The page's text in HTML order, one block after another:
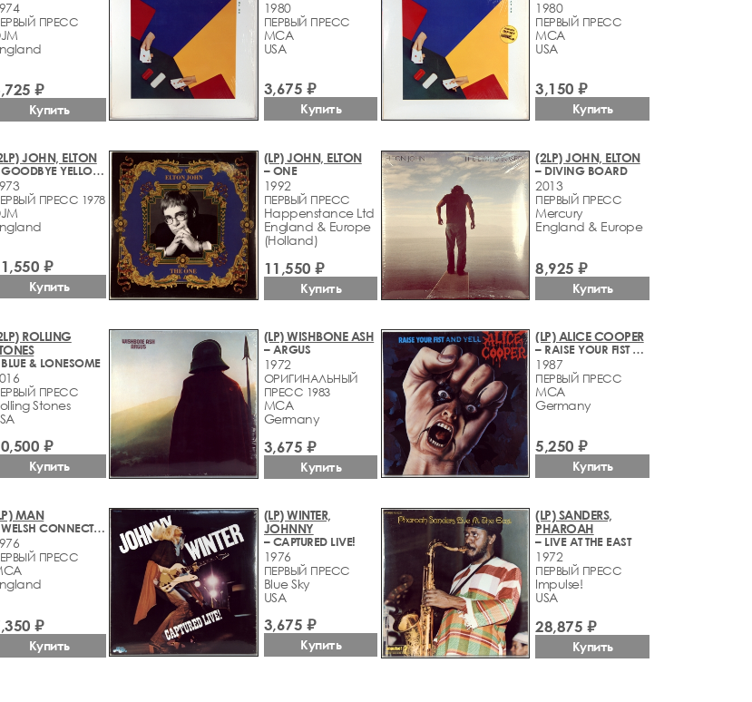
ПРЕСС
₽
Купить
1980
ПЕРВЫЙ ПРЕСС
MCA
USA
3,675 ₽
Купить
1980
ПЕРВЫЙ ПРЕСС
MCA
USA
3,150 ₽
Купить
JOHN, ELTON
– GOODBYE YELLOW BRICK ROAD
ПРЕСС 1978
₽
Купить
(LP) JOHN, ELTON
– ONE
1992
ПЕРВЫЙ ПРЕСС
Happenstance Ltd
England & Europe
(Holland)
11,550 ₽
Купить
(2LP) JOHN, ELTON
– DIVING BOARD
2013
ПЕРВЫЙ ПРЕСС
Mercury
England & Europe
8,925 ₽
Купить
ROLLING
& LONESOME
ПРЕСС
Stones
₽
Купить
(LP) WISHBONE ASH
– ARGUS
1972
ОРИГИНАЛЬНЫЙ
ПРЕСС 1983
MCA
Germany
3,675 ₽
Купить
(LP) ALICE COOPER
– RAISE YOUR FIST AND YELL
1987
ПЕРВЫЙ ПРЕСС
MCA
Germany
5,250 ₽
Купить
MAN
– WELSH CONNECTION
ПРЕСС
₽
Купить
(LP) WINTER,
JOHNNY
– CAPTURED LIVE!
1976
ПЕРВЫЙ ПРЕСС
Blue Sky
USA
3,675 ₽
Купить
(LP) SANDERS,
PHAROAH
– LIVE AT THE EAST
1972
ПЕРВЫЙ ПРЕСС
Impulse!
USA
28,875 ₽
Купить